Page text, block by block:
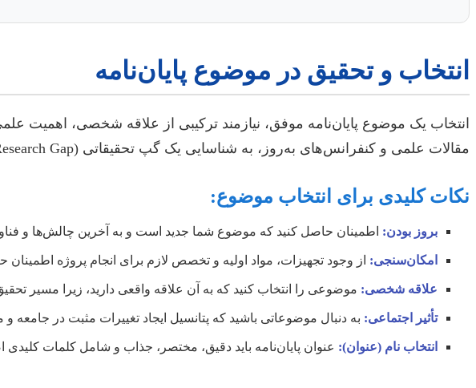
انتخاب و تحقیق در موضوع پایان‌نامه
انتخاب یک موضوع پایان‌نامه موفق، نیازمند ترکیبی از علاقه شخصی،
مقالات علمی و کنفرانس‌های به‌روز، به شناسایی یک گپ تحقیقاتی (Research Gap) بپردازید. مشورت با اساتید متخصص و شرکت در کارگاه‌های آموزشی می‌تواند راهگشا باشد.
نکات کلیدی برای انتخاب موضوع:
بروز بودن: اطمینان حاصل کنید که موضوع شما جدید است و به آخرین چالش‌ها و
امکان‌سنجی: از وجود تجهیزات، مواد اولیه و تخصص لازم برای انجام پروژه اطمینان
علاقه شخصی: موضوعی را انتخاب کنید که به آن علاقه واقعی دارید، زیرا مسیر
تأثیر اجتماعی: به دنبال موضوعاتی باشید که پتانسیل ایجاد تغییرات مثبت در جامعه
انتخاب نام (عنوان): عنوان پایان‌نامه باید دقیق، مختصر، جذاب و شامل کلمات